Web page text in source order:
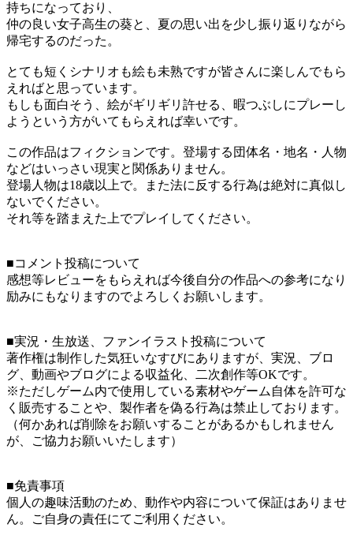
持ちになっており、
仲の良い女子高生の葵と、夏の思い出を少し振り返りながら
帰宅するのだった。
とても短くシナリオも絵も未熟ですが皆さんに楽しんでもら
えればと思っています。
もしも面白そう、絵がギリギリ許せる、暇つぶしにプレーし
ようという方がいてもらえれば幸いです。
この作品はフィクションです。登場する団体名・地名・人物
などはいっさい現実と関係ありません。
登場人物は18歳以上で。また法に反する行為は絶対に真似し
ないでください。
それ等を踏まえた上でプレイしてください。
■コメント投稿について
感想等レビューをもらえれば今後自分の作品への参考になり
励みにもなりますのでよろしくお願いします。
■実況・生放送、ファンイラスト投稿について
著作権は制作した気狂いなすびにありますが、実況、ブロ
グ、動画やブログによる収益化、二次創作等OKです。
※ただしゲーム内で使用している素材やゲーム自体を許可な
く販売することや、製作者を偽る行為は禁止しております。
（何かあれば削除をお願いすることがあるかもしれません
が、ご協力お願いいたします）
■免責事項
個人の趣味活動のため、動作や内容について保証はありませ
ん。ご自身の責任にてご利用ください。